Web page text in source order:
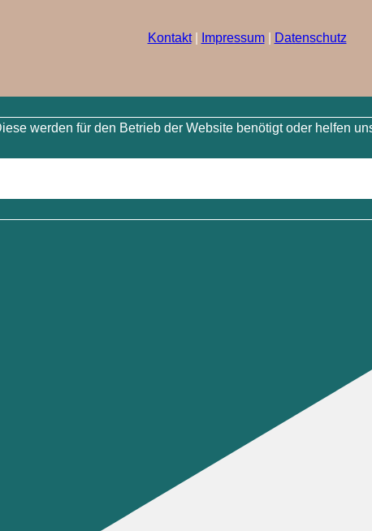
Kontakt| Impressum| Datenschutz
werden für den Betrieb der Website benötigt oder helfen